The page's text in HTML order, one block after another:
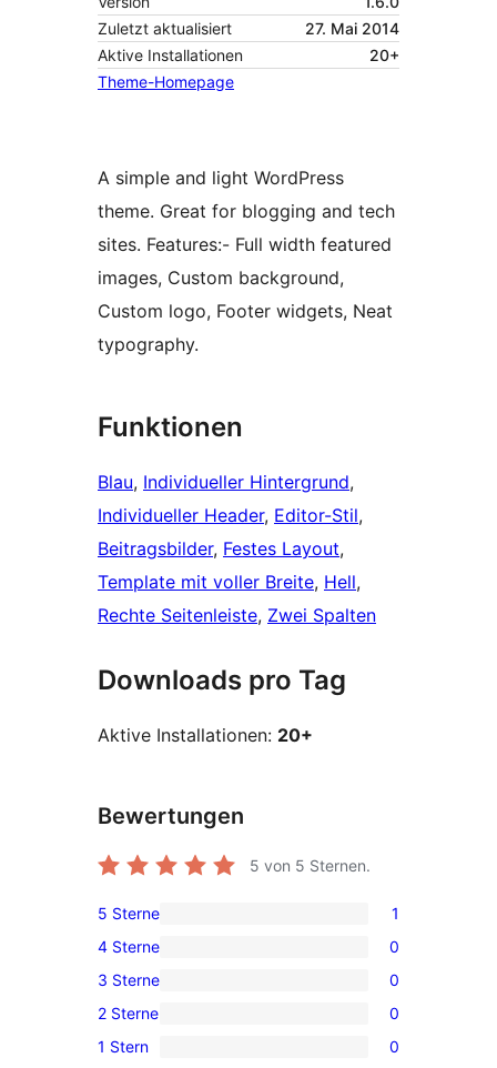
Zuletzt aktualisiert
27. Mai 2014
Aktive Installationen
20+
Theme-Homepage
A simple and light WordPress
theme. Great for blogging and tech
sites. Features:- Full width featured
images, Custom background,
Custom logo, Footer widgets, Neat
typography.
Funktionen
Blau, Individueller Hintergrund
Individueller Header, Editor-Stil
Beitragsbilder, Festes Layout
Template mit voller Breite, Hell
Rechte Seitenleiste, Zwei Spalten
Downloads pro Tag
Aktive Installationen: 20+
Bewertungen
5 von 5 Sternen.
1 5-
Sterne-
Rezension
5 Sterne 1
0 4-
Sterne-
Rezensionen
4 Sterne 0
0 3-
Sterne-
Rezensionen
3 Sterne 0
0 2-
Sterne-
2 Sterne 0
0 1-
1 Stern 0